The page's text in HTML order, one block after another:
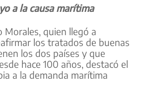
a la causa marítima
Morales, quien llegó a
los tratados de buenas
los dos países y que
hace 100 años, destacó el
a la demanda marítima